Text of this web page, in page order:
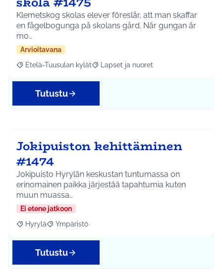
Klemetskog skolas elever föreslår, att man skaffar
en fågelbogunga på skolans gård. När gungan är
mo…
Arvioitavana
Rajaa tulokset aihepiirin mukaan: Etelä-Tuusulan kylät
Etelä-Tuusulan kylät Rajaa tulokset teeman mukaan: Lapset
Lapset ja nuoret
Tutustu
Jokipuiston kehittäminen
#1474
Jokipuisto Hyrylän keskustan tuntumassa on
erinomainen paikka järjestää tapahtumia kuten
muun muassa…
Ei etene jatkoon
Rajaa tulokset aihepiirin mukaan: Hyrylä
Hyrylä Rajaa tulokset teeman mukaan: Ympäristö
Ympäristö
Tutustu